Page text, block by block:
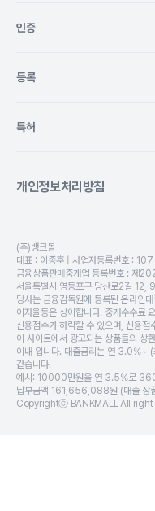
인증
등록
특허
개인정보처리방침
(주)뱅크몰
대표 : 이종훈 | 사업자등록번호 :
금융상품판매중개업 등록번호 : 제
서울특별시 영등포구 당산로2길 12,
당사는 금융감독원에 등록된 온라인
이자율등은 상이합니다. 중개수수료
신용점수가 하락할 수 있으며, 신용
이 사이트에서 광고되는 상품들의 상
이내 입니다. 대출금리는 연 3.0%~
같습니다.
예시: 10000만원을 연 3.5%로 360
납부금액 161,656,088원 (대출 상
Copyrightⓒ BANKMALL All right